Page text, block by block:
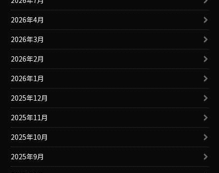
2026年4月
2026年3月
2026年2月
2026年1月
2025年12月
2025年11月
2025年10月
2025年9月